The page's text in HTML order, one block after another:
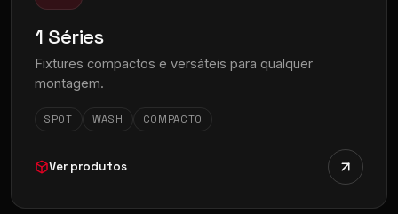
1 Séries
Fixtures compactos e versáteis para qualquer
montagem.
SPOT WASH COMPACTO
Ver produtos